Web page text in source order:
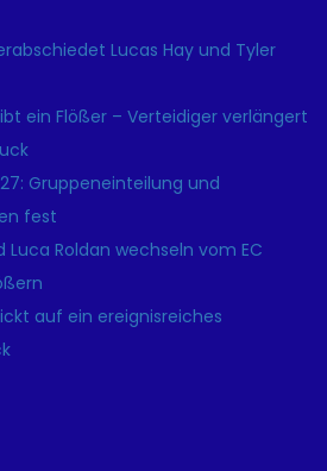
Lucas Hay und Tyler
ein Flößer – Verteidiger verlängert
Gruppeneinteilung und
fest
Luca Roldan wechseln vom EC
auf ein ereignisreiches